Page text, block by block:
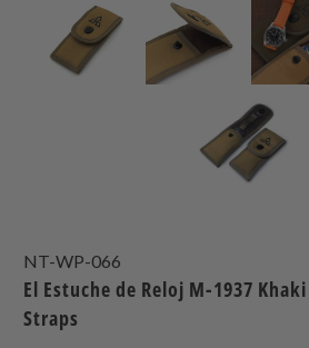
NT-WP-066
El Estuche de Reloj M-1937 Khaki
Straps